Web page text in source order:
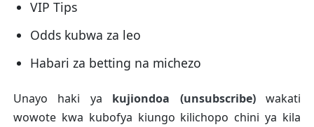
VIP Tips
Odds kubwa za leo
Habari za betting na michezo
Unayo haki ya kujiondoa (unsubscribe)wakati
wowote kwa kubofya kiungo kilichopo chini ya kila